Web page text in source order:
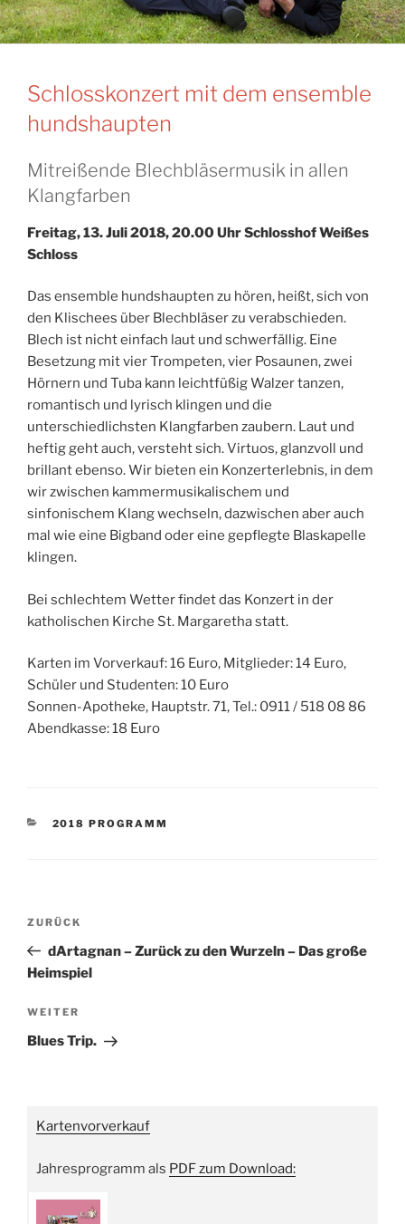
Schlosskonzert mit dem ensemble
hundshaupten
Mitreißende Blechbläsermusik in allen
Klangfarben
Freitag, 13. Juli 2018, 20.00 Uhr Schlosshof Weißes
Schloss
Das ensemble hundshaupten zu hören, heißt, sich von
den Klischees über Blechbläser zu verabschieden.
Blech ist nicht einfach laut und schwerfällig. Eine
Besetzung mit vier Trompeten, vier Posaunen, zwei
Hörnern und Tuba kann leichtfüßig Walzer tanzen,
romantisch und lyrisch klingen und die
unterschiedlichsten Klangfarben zaubern. Laut und
heftig geht auch, versteht sich. Virtuos, glanzvoll und
brillant ebenso. Wir bieten ein Konzerterlebnis, in dem
wir zwischen kammermusikalischem und
sinfonischem Klang wechseln, dazwischen aber auch
mal wie eine Bigband oder eine gepflegte Blaskapelle
klingen.
Bei schlechtem Wetter findet das Konzert in der
katholischen Kirche St. Margaretha statt.
Karten im Vorverkauf: 16 Euro, Mitglieder: 14 Euro,
Schüler und Studenten: 10 Euro
Sonnen-Apotheke, Hauptstr. 71, Tel.: 0911 / 518 08 86
Abendkasse: 18 Euro
KATEGORIEN
2018 PROGRAMM
Beitragsnavigation
Vorheriger
Beitrag
ZURÜCK
dArtagnan – Zurück zu den Wurzeln – Das große
Heimspiel
Nächster
Beitrag
WEITER
Blues Trip.
Kartenvorverkauf
Jahresprogramm als PDF zum Download: